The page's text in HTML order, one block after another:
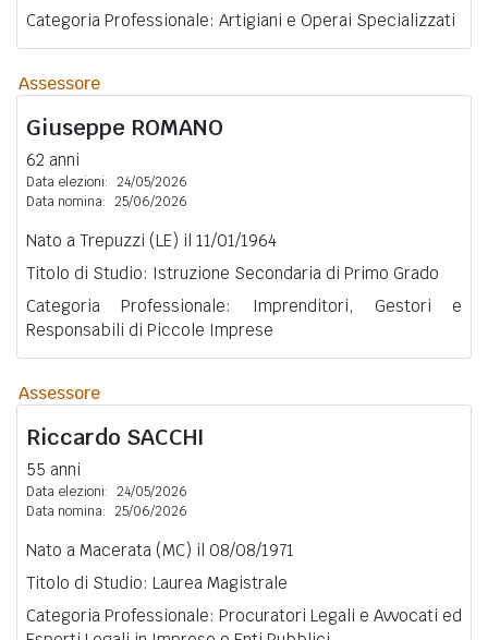
Categoria Professionale: Artigiani e Operai Specializzati
Assessore
Giuseppe ROMANO
62 anni
Data elezioni: 24/05/2026
Data nomina: 25/06/2026
Nato a Trepuzzi (LE) il 11/01/1964
Titolo di Studio: Istruzione Secondaria di Primo Grado
Categoria Professionale: Imprenditori, Gestori e
Responsabili di Piccole Imprese
Assessore
Riccardo SACCHI
55 anni
Data elezioni: 24/05/2026
Data nomina: 25/06/2026
Nato a Macerata (MC) il 08/08/1971
Titolo di Studio: Laurea Magistrale
Categoria Professionale: Procuratori Legali e Avvocati ed